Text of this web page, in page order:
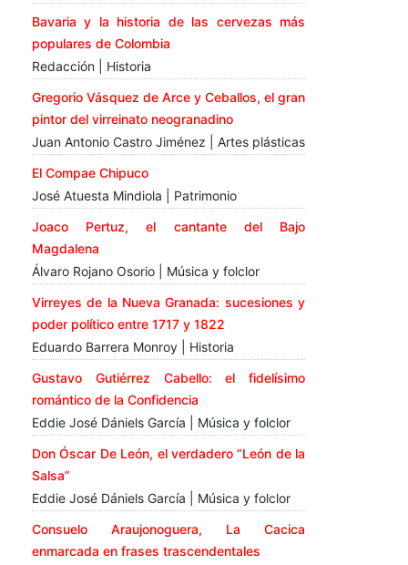
Bavaria y la historia de las cervezas más
populares de Colombia
Redacción | Historia
Gregorio Vásquez de Arce y Ceballos, el gran
pintor del virreinato neogranadino
Juan Antonio Castro Jiménez | Artes plásticas
El Compae Chipuco
José Atuesta Mindiola | Patrimonio
Joaco Pertuz, el cantante del Bajo
Magdalena
Álvaro Rojano Osorio | Música y folclor
Virreyes de la Nueva Granada: sucesiones y
poder político entre 1717 y 1822
Eduardo Barrera Monroy | Historia
Gustavo Gutiérrez Cabello: el fidelísimo
romántico de la Confidencia
Eddie José Dániels García | Música y folclor
Don Óscar De León, el verdadero “León de la
Salsa”
Eddie José Dániels García | Música y folclor
Consuelo Araujonoguera, La Cacica
enmarcada en frases trascendentales